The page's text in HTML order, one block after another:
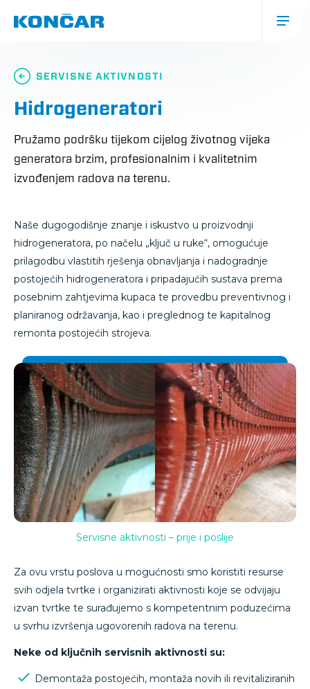
navigacija
(mobile)
SERVISNE AKTIVNOSTI
Hidrogeneratori
Pružamo podršku tijekom cijelog životnog vijeka
generatora brzim, profesionalnim i kvalitetnim
izvođenjem radova na terenu.
Naše dugogodišnje znanje i iskustvo u proizvodnji
hidrogeneratora, po načelu „ključ u ruke“, omogućuje
prilagodbu vlastitih rješenja obnavljanja i nadogradnje
postojećih hidrogeneratora i pripadajućih sustava prema
posebnim zahtjevima kupaca te provedbu preventivnog i
planiranog održavanja, kao i preglednog te kapitalnog
remonta postojećih strojeva.
Servisne aktivnosti – prije i poslije
Za ovu vrstu poslova u mogućnosti smo koristiti resurse
svih odjela tvrtke i organizirati aktivnosti koje se odvijaju
izvan tvrtke te surađujemo s kompetentnim poduzećima
u svrhu izvršenja ugovorenih radova na terenu.
Neke od ključnih servisnih aktivnosti su:
Demontaža postojećih, montaža novih ili revitaliziranih